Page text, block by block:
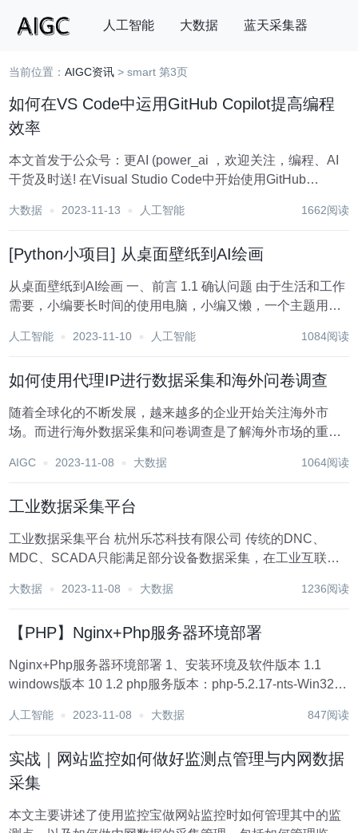
人工智能 大数据 蓝天采集器
搜索
当前位置：AIGC资讯 > smart 第3页
如何在VS Code中运用GitHub Copilot提高编程
效率
本文首发于公众号：更AI (power_ai ，欢迎关注，编程、AI
干货及时送! 在Visual Studio Code中开始使用GitHub
哨的说法，称它为"第二程...
大数据 2023-11-13 人工智能 1662阅读
[Python小项目] 从桌面壁纸到AI绘画
从桌面壁纸到AI绘画 一、前言 1.1 确认问题 由于生活和工作
需要，小编要长时间的使用电脑，小编又懒，一个主题用半
改变主题也是在微软自带的壁纸中选择，而这些自带的壁纸
人工智能 2023-11-10 人工智能 1084阅读
如何使用代理IP进行数据采集和海外问卷调查
随着全球化的不断发展，越来越多的企业开始关注海外市
场。而进行海外数据采集和问卷调查是了解海外市场的重要
来自特定地区的访问，因此需要使用代理IP来获取海外数
AIGC 2023-11-08 大数据 1064阅读
工业数据采集平台
工业数据采集平台 杭州乐芯科技有限公司 传统的DNC、
MDC、SCADA只能满足部分设备数据采集，在工业互联网
大数据 2023-11-08 大数据 1236阅读
【PHP】Nginx+Php服务器环境部署
Nginx+Php服务器环境部署 1、安装环境及软件版本 1.1
windows版本 10 1.2 php服务版本：php-5.2.17-nts-Win32-
人工智能 2023-11-08 大数据 847阅读
实战｜网站监控如何做好监测点管理与内网数据
采集
本文主要讲述了使用监控宝做网站监控时如何管理其中的监